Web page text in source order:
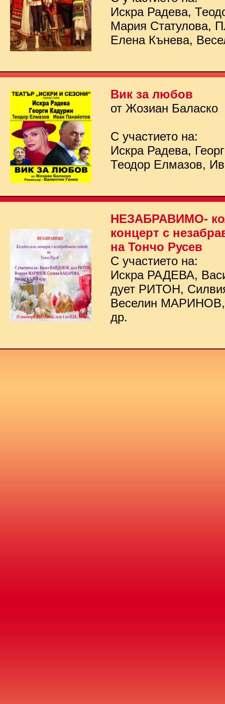
Искра Радева,
Мария Статулова,
Елена Кънева,
Вик за любов
от Жозиан Баласко
С участието на:
Искра Радева,
Теодор Елмазов,
НЕЗАБРАВИМО-
концерт с
на Тончо Русев
С участието на:
Искра РАДЕВА,
дует РИТОН,
Веселин
др.